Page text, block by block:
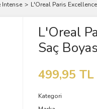
Intense L'Oreal Paris
L'Oreal
Saç
499,95 TL
Kategori